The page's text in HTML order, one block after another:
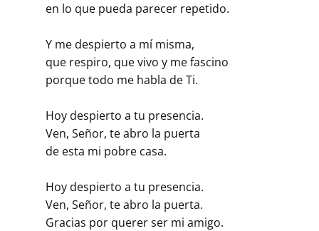
en lo que pueda parecer repetido.
Y me despierto a mí misma,
que respiro, que vivo y me fascino
porque todo me habla de Ti.
Hoy despierto a tu presencia.
Ven, Señor, te abro la puerta
de esta mi pobre casa.
Hoy despierto a tu presencia.
Ven, Señor, te abro la puerta.
Gracias por querer ser mi amigo.